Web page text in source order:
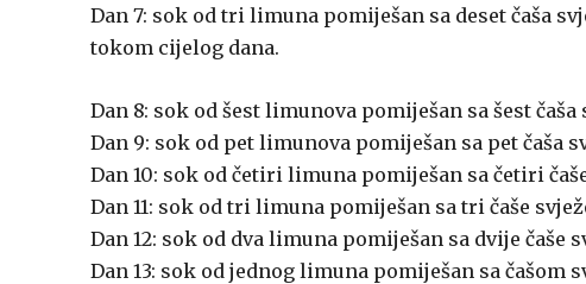
Dan 7: sok od tri limuna pomiješan sa deset čaša
tokom cijelog dana.
Dan 8: sok od šest limunova pomiješan sa šest čaša
Dan 9: sok od pet limunova pomiješan sa pet čaša
Dan 10: sok od četiri limuna pomiješan sa četiri
Dan 11: sok od tri limuna pomiješan sa tri čaše
Dan 12: sok od dva limuna pomiješan sa dvije čaše
Dan 13: sok od jednog limuna pomiješan sa čašom